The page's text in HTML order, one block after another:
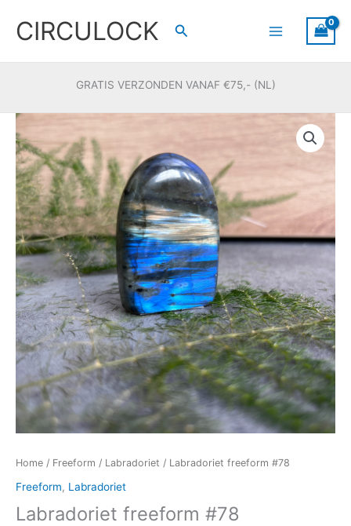
naar
inhoud
CIRCULOCK Zoeken
GRATIS VERZONDEN VANAF €75,- (NL)
Home / Freeform / Labradoriet / Labradoriet freeform #78
Freeform, Labradoriet
Labradoriet freeform #78
Labradoriet
freeform
#78
aantal